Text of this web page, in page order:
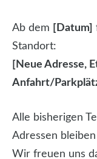
Ab dem [Datum]
Standort:
[Neue Adresse,
Anfahrt/
Alle bisherigen
Adressen
Wir freuen uns